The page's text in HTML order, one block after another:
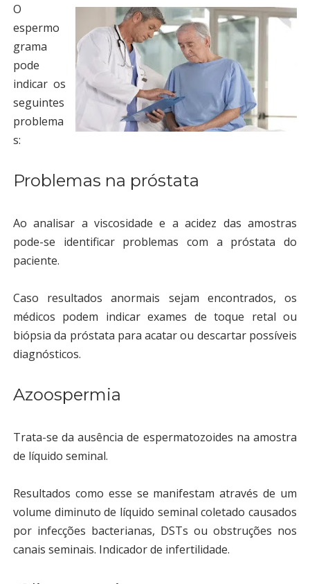
O
espermo
grama
pode
indicar os
seguintes
problema
s:
Problemas na próstata
Ao analisar a viscosidade e a acidez das amostras
pode-se identificar problemas com a próstata do
paciente.
Caso resultados anormais sejam encontrados, os
médicos podem indicar exames de toque retal ou
biópsia da próstata para acatar ou descartar possíveis
diagnósticos.
Azoospermia
Trata-se da ausência de espermatozoides na amostra
de líquido seminal.
Resultados como esse se manifestam através de um
volume diminuto de líquido seminal coletado causados
por infecções bacterianas, DSTs ou obstruções nos
canais seminais. Indicador de infertilidade.